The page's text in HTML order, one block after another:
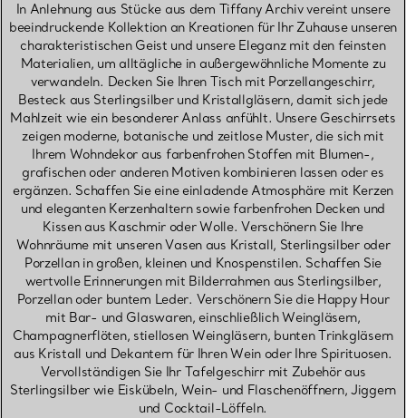
In Anlehnung aus Stücke aus dem Tiffany Archiv vereint unsere
beeindruckende Kollektion an Kreationen für Ihr Zuhause unseren
charakteristischen Geist und unsere Eleganz mit den feinsten
Materialien, um alltägliche in außergewöhnliche Momente zu
verwandeln. Decken Sie Ihren Tisch mit Porzellangeschirr,
Besteck aus Sterlingsilber und Kristallgläsern, damit sich jede
Mahlzeit wie ein besonderer Anlass anfühlt. Unsere Geschirrsets
zeigen moderne, botanische und zeitlose Muster, die sich mit
Ihrem Wohndekor aus farbenfrohen Stoffen mit Blumen-,
grafischen oder anderen Motiven kombinieren lassen oder es
ergänzen. Schaffen Sie eine einladende Atmosphäre mit Kerzen
und eleganten Kerzenhaltern sowie farbenfrohen Decken und
Kissen aus Kaschmir oder Wolle. Verschönern Sie Ihre
Wohnräume mit unseren Vasen aus Kristall, Sterlingsilber oder
Porzellan in großen, kleinen und Knospenstilen. Schaffen Sie
wertvolle Erinnerungen mit Bilderrahmen aus Sterlingsilber,
Porzellan oder buntem Leder. Verschönern Sie die Happy Hour
mit Bar- und Glaswaren, einschließlich Weingläsern,
Champagnerflöten, stiellosen Weingläsern, bunten Trinkgläsern
aus Kristall und Dekantern für Ihren Wein oder Ihre Spirituosen.
Vervollständigen Sie Ihr Tafelgeschirr mit Zubehör aus
Sterlingsilber wie Eiskübeln, Wein- und Flaschenöffnern, Jiggern
und Cocktail-Löffeln.